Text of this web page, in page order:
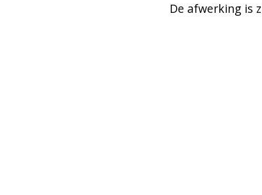
De afwerking is